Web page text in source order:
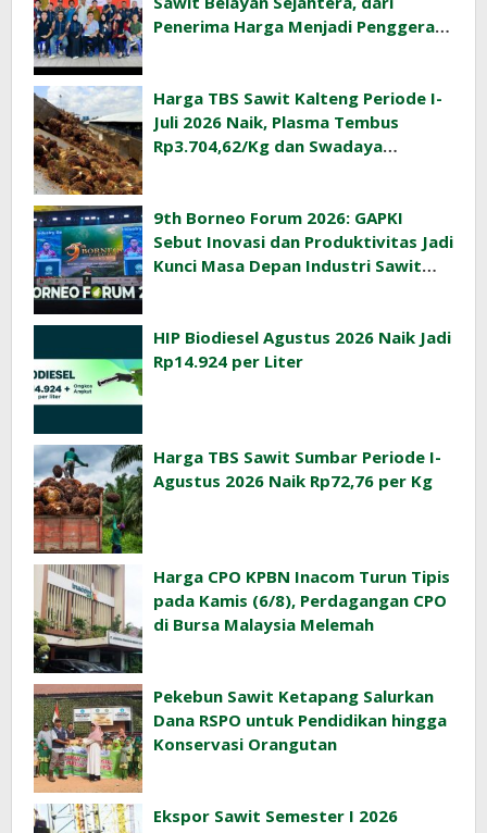
Penerima Harga Menjadi Penggerak
Harga TBS Sawit Kalteng Periode I-
Juli 2026 Naik, Plasma Tembus
Rp3.704,62/Kg dan Swadaya
9th Borneo Forum 2026: GAPKI
Sebut Inovasi dan Produktivitas Jadi
Kunci Masa Depan Industri Sawit
HIP Biodiesel Agustus 2026 Naik Jadi
Rp14.924 per Liter
Harga TBS Sawit Sumbar Periode I-
Agustus 2026 Naik Rp72,76 per Kg
Harga CPO KPBN Inacom Turun Tipis
pada Kamis (6/8), Perdagangan CPO
di Bursa Malaysia Melemah
Pekebun Sawit Ketapang Salurkan
Dana RSPO untuk Pendidikan hingga
Konservasi Orangutan
Ekspor Sawit Semester I 2026